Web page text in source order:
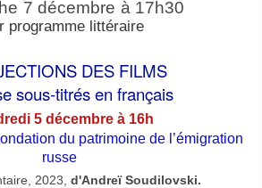
7 décembre à 17h30
programme littéraire
DES FILMS
sous-titrés en français
5 décembre à 16h
du patrimoine de l’émigration
russe
2023, d'Andreï Soudilovski.